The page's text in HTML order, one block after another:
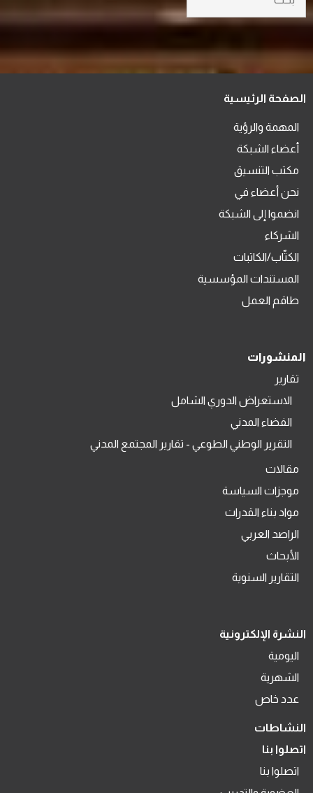
الصفحة الرئيسية
المهمة والرؤية
أعضاء الشبكة
مكتب التنسيق
نحن أعضاء في
انضموا إلى الشبكة
الشركاء
الكتّاب/الكاتبات
المستندات المؤسسية
طاقم العمل
المنشورات
تقارير
الاستعراض الدوري الشامل
الفضاء المدني
التقرير الوطني الطوعي - تقارير المجتمع المدني
مقالات
موجزات السياسة
مواد بناء القدرات
الراصد العربي
الأبحاث
التقارير السنوية
النشرة الإلكترونية
اليومية
الشهرية
عدد خاص
النشاطات
اتصلوا بنا
اتصلوا بنا